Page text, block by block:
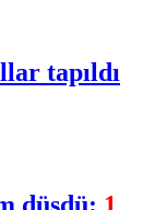
tapıldı